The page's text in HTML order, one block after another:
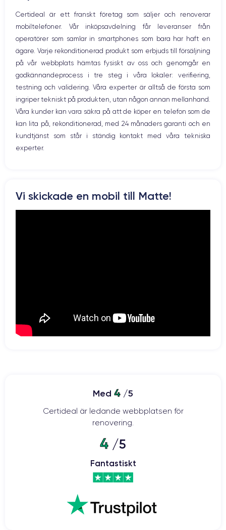
Puce A14 Bionic 6
Nom GPU
GPU 4 cœurs
Fréq. processeur
3.1 GHz
12 Mpx 12 Mpx
Résolution vidéo
4K - 3840 x 2160 px
Recharge rapide
Oui, minimum 20W
Batterie Type de SIM
Pour découvrir en détail les caractéristiques de ce smartphone,
Hem-knappen
Bluetooth
WiFi
Nätverk
Vibration
Prise USB
Certideal är ett franskt företag som säljer och renoverar
mobiltelefoner. Vår inköpsavdelning får leveranser från
operatörer som samlar in smartphones som bara har haft en
ägare. Varje rekonditionerad produkt som erbjuds till försäljning
på vår webbplats hämtas fysiskt av oss och genomgår en
godkännandeprocess i tre steg i våra lokaler: verifiering,
testning och validering. Våra experter är alltså de första som
ingriper tekniskt på produkten, utan någon annan mellanhand.
Våra kunder kan vara säkra på att de köper en telefon som de
kan lita på, rekonditionerad, med 24 månaders garanti och en
kundtjänst som står i ständig kontakt med våra tekniska
experter.
Vi skickade en mobil till Matte!
Med 4 /5
Certideal är ledande webbplatsen för
renovering.
4 /5
Fantastiskt